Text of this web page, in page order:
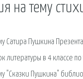
на тему
Сатира Пушкина
литературы в 4 классе
"Сказки Пушкина"